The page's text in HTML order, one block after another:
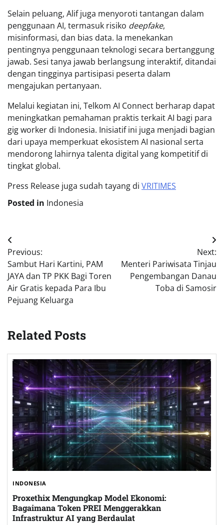
Selain peluang, Alif juga menyoroti tantangan dalam
penggunaan AI, termasuk risiko deepfake,
misinformasi, dan bias data. Ia menekankan
pentingnya penggunaan teknologi secara bertanggung
jawab. Sesi tanya jawab berlangsung interaktif, ditandai
dengan tingginya partisipasi peserta dalam
mengajukan pertanyaan.
Melalui kegiatan ini, Telkom AI Connect berharap dapat
meningkatkan pemahaman praktis terkait AI bagi para
gig worker di Indonesia. Inisiatif ini juga menjadi bagian
dari upaya memperkuat ekosistem AI nasional serta
mendorong lahirnya talenta digital yang kompetitif di
tingkat global.
Press Release juga sudah tayang di VRITIMES
Posted in Indonesia
Post
navigation
Previous:
Sambut Hari Kartini, PAM
JAYA dan TP PKK Bagi Toren
Air Gratis kepada Para Ibu
Pejuang Keluarga
Next:
Menteri Pariwisata Tinjau
Pengembangan Danau
Toba di Samosir
Related Posts
INDONESIA
Proxethix Mengungkap Model Ekonomi:
Bagaimana Token PREI Menggerakkan
Infrastruktur AI yang Berdaulat